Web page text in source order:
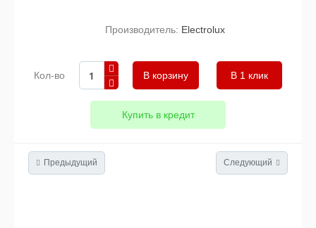
Производитель: Electrolux
Кол-во В 1 клик
Купить в кредит
Предыдущий Следующий